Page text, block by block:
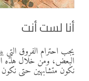
أنا لست أنت
يجب احترام الفروق التي
البعض، ومن خلال هذه
نكون متشابهين حتى